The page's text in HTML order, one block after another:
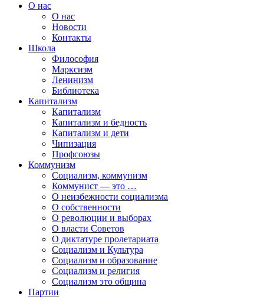
О нас
О нас
Новости
Контакты
Школа
Философия
Марксизм
Ленинизм
Библиотека
Капитализм
Капитализм
Капитализм и бедность
Капитализм и дети
Чипизация
Профсоюзы
Коммунизм
Социализм, коммунизм
Коммунист — это …
О неизбежности социализма
О собственности
О революции и выборах
О власти Советов
О диктатуре пролетариата
Социализм и Культура
Социализм и образование
Социализм и религия
Социализм это община
Партии